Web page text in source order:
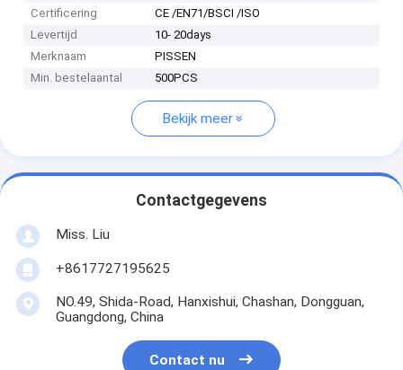
Certificering
CE /EN71/BSCI /ISO
Levertijd
10- 20days
Merknaam
PISSEN
Min. bestelaantal
500PCS
Bekijk meer
Contactgegevens
Miss. Liu
+8617727195625
NO.49, Shida-Road, Hanxishui, Chashan, Dongguan,
Guangdong, China
Contact nu